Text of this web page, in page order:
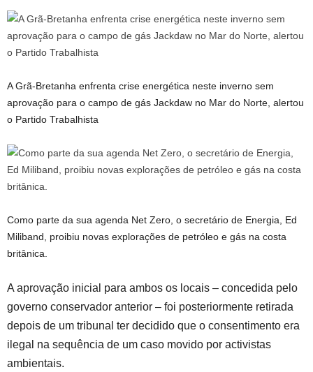
A Grã-Bretanha enfrenta crise energética neste inverno sem
aprovação para o campo de gás Jackdaw no Mar do Norte, alertou
o Partido Trabalhista
Como parte da sua agenda Net Zero, o secretário de Energia, Ed
Miliband, proibiu novas explorações de petróleo e gás na costa
britânica.
A aprovação inicial para ambos os locais – concedida pelo
governo conservador anterior – foi posteriormente retirada
depois de um tribunal ter decidido que o consentimento era
ilegal na sequência de um caso movido por activistas
ambientais.